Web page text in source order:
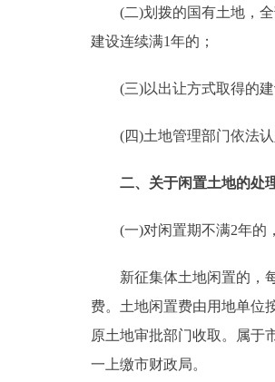
DEUTSCH
ESPAÑOL
ITALIANO
(二)划拨的国有土地，全
建设连续满1年的；
(三)以出让方式取得的建
(四)土地管理部门依法认
二、关于闲置土地的处
(一)对闲置期不满2年的
新征集体土地闲置的，每
费。土地闲置费由用地单位
原土地审批部门收取。属于
一上缴市财政局。